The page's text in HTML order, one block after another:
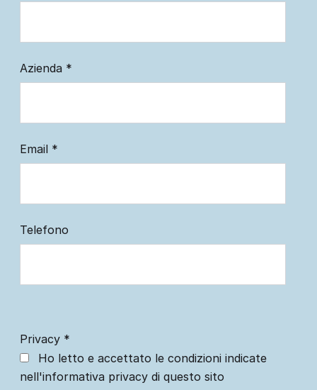
Azienda *
Email *
Telefono
Privacy *
Ho letto e accettato le condizioni indicate
nell'informativa privacy di questo sito